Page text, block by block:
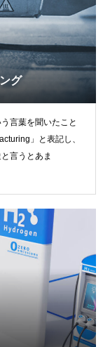
グ
言葉を聞いたこと
」と表記し、
言うとあま